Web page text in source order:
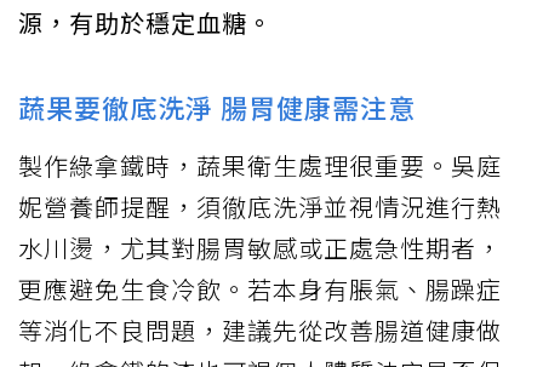
源，有助於穩定血糖。
蔬果要徹底洗淨 腸胃健康需注意
製作綠拿鐵時，蔬果衛生處理很重要。吳庭
妮營養師提醒，須徹底洗淨並視情況進行熱
水川燙，尤其對腸胃敏感或正處急性期者，
更應避免生食冷飲。若本身有脹氣、腸躁症
等消化不良問題，建議先從改善腸道健康做